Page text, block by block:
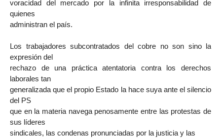
voracidad del mercado por la infinita irresponsabilidad de
quienes
administran el país.
Los trabajadores subcontratados del cobre no son sino la
expresión del
rechazo de una práctica atentatoria contra los derechos
laborales tan
generalizada que el propio Estado la hace suya ante el silencio
del PS
que en la materia navega penosamente entre las protestas de
sus líderes
sindicales, las condenas pronunciadas por la justicia y las